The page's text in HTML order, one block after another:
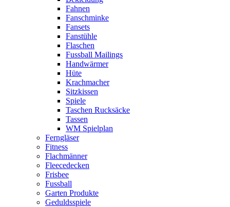
Fahnen
Fanschminke
Fansets
Fanstühle
Flaschen
Fussball Mailings
Handwärmer
Hüte
Krachmacher
Sitzkissen
Spiele
Taschen Rucksäcke
Tassen
WM Spielplan
Ferngläser
Fitness
Flachmänner
Fleecedecken
Frisbee
Fussball
Garten Produkte
Geduldsspiele